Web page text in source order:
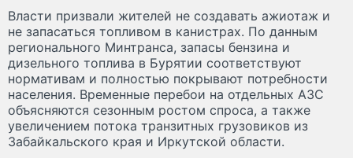
Власти призвали жителей не создавать ажиотаж и
не запасаться топливом в канистрах. По данным
регионального Минтранса, запасы бензина и
дизельного топлива в Бурятии соответствуют
нормативам и полностью покрывают потребности
населения. Временные перебои на отдельных АЗС
объясняются сезонным ростом спроса, а также
увеличением потока транзитных грузовиков из
Забайкальского края и Иркутской области.